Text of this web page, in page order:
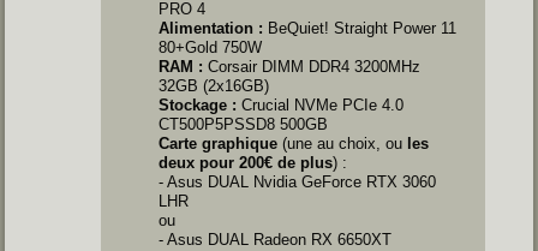
PRO 4
Alimentation : BeQuiet! Straight Power 11
80+Gold 750W
RAM : Corsair DIMM DDR4 3200MHz
32GB (2x16GB)
Stockage : Crucial NVMe PCIe 4.0
CT500P5PSSD8 500GB
Carte graphique (une au choix, ou les
deux pour 200€ de plus) :
- Asus DUAL Nvidia GeForce RTX 3060
LHR
ou
- Asus DUAL Radeon RX 6650XT